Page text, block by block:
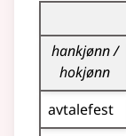
hankjønn /
hokjønn
avtalefest